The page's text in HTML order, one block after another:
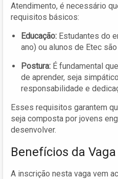
Atendimento, é necessário
requisitos básicos:
Educação: Estudantes do
ano) ou alunos de Etec
Postura: É fundamental
de aprender, seja
responsabilidade e
Esses requisitos garantem
seja composta por jovens
desenvolver.
Benefícios da
A inscrição nesta vaga vem